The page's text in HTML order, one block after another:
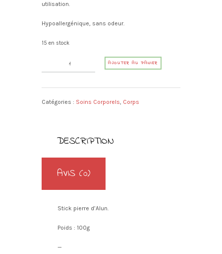
utilisation.
Hypoallergénique, sans odeur.
15 en stock
de
en
AJOUTER AU PANIER
l
Catégories : Soins Corporels, Corps
DESCRIPTION
AVIS (0)
Stick pierre d’Alun.
Poids : 100g
—